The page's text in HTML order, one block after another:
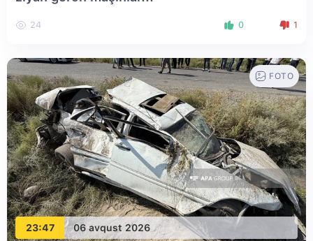
24 0 1
23:47 06 avqust 2026
FOTO